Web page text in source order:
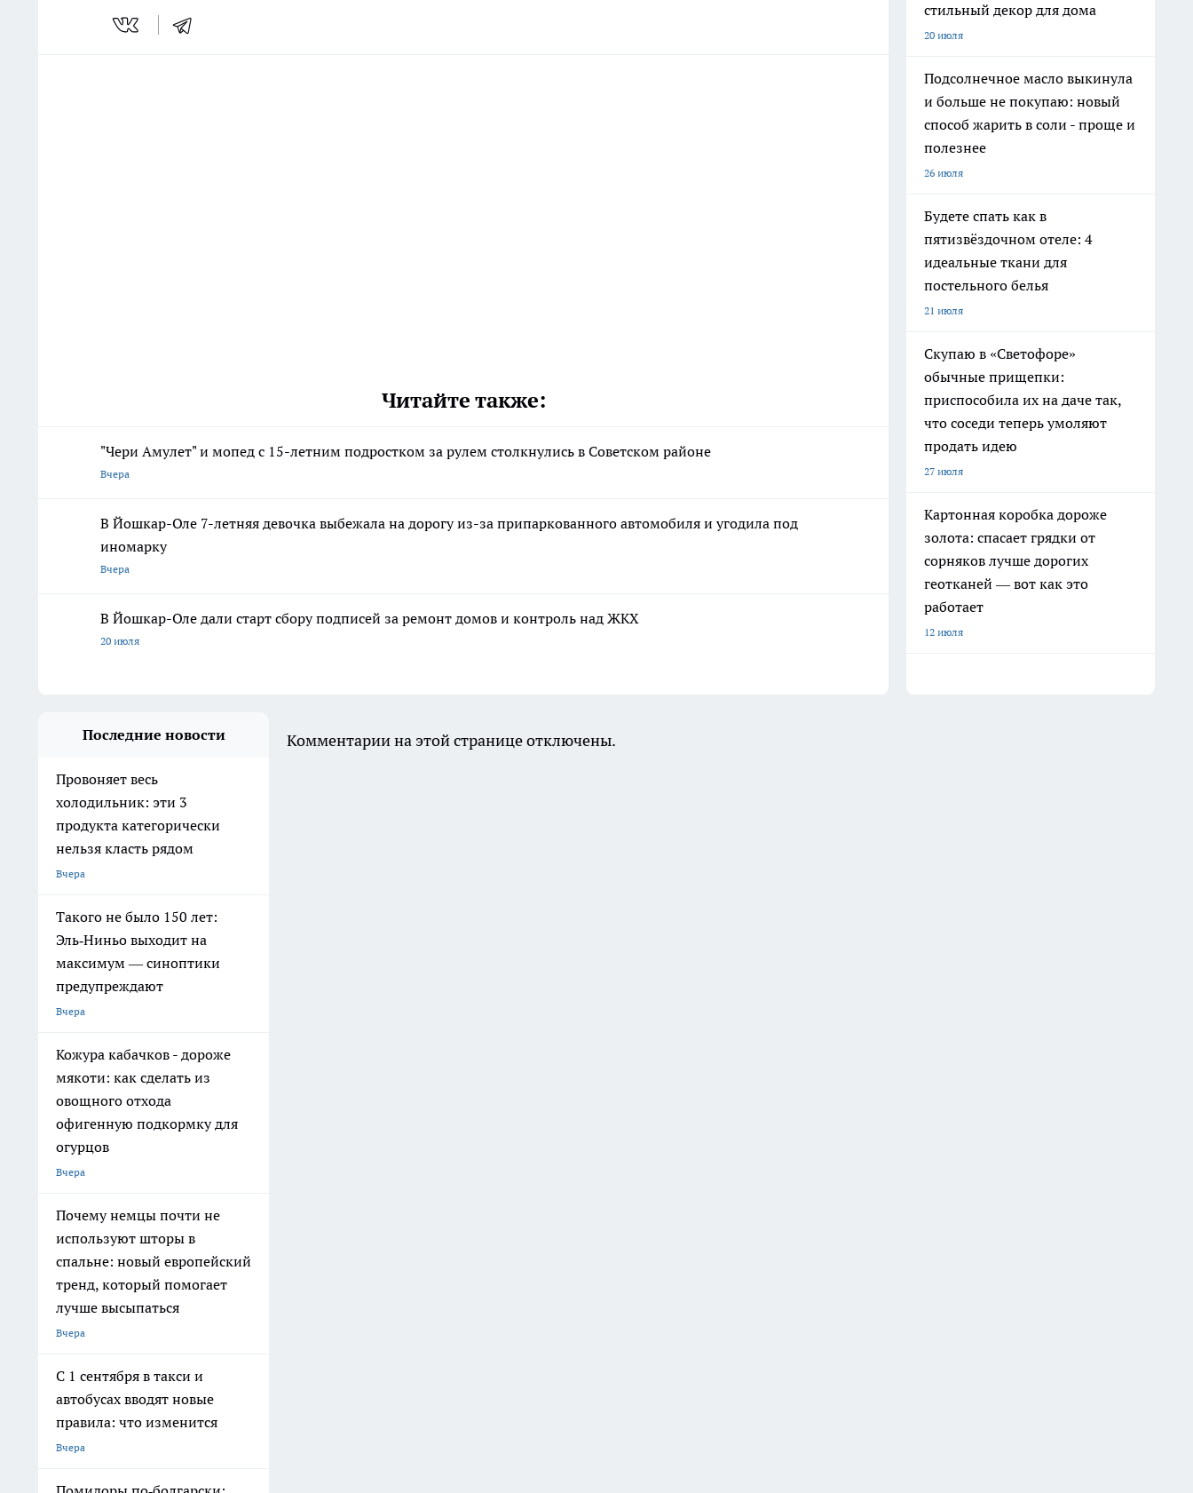
Читайте также:
"Чери Амулет" и мопед с 15-летним подростком за рулем столкнулись в Советском районе
Вчера
В Йошкар-Оле 7-летняя девочка выбежала на дорогу из-за припаркованного автомобиля и угодила под
иномарку
Вчера
В Йошкар-Оле дали старт сбору подписей за ремонт домов и контроль над ЖКХ
20 июля
стильный декор для дома
20 июля
Подсолнечное масло выкинула
и больше не покупаю: новый
способ жарить в соли - проще и
полезнее
26 июля
Будете спать как в
пятизвёздочном отеле: 4
идеальные ткани для
постельного белья
21 июля
Скупаю в «Светофоре»
обычные прищепки:
приспособила их на даче так,
что соседи теперь умоляют
продать идею
27 июля
Картонная коробка дороже
золота: спасает грядки от
сорняков лучше дорогих
геотканей — вот как это
работает
12 июля
Последние новости
Провоняет весь
холодильник: эти 3
продукта категорически
нельзя класть рядом
Вчера
Такого не было 150 лет:
Эль‑Ниньо выходит на
максимум — синоптики
предупреждают
Вчера
Кожура кабачков - дороже
мякоти: как сделать из
овощного отхода
офигенную подкормку для
огурцов
Вчера
Почему немцы почти не
используют шторы в
спальне: новый европейский
тренд, который помогает
лучше высыпаться
Вчера
С 1 сентября в такси и
автобусах вводят новые
правила: что изменится
Вчера
Комментарии на этой странице отключены.